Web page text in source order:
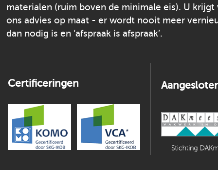
materialen (ruim boven de minimale eis). U krijgt
ons advies op maat - er wordt nooit meer
dan nodig is en ‘afspraak is afspraak’.
Certificeringen